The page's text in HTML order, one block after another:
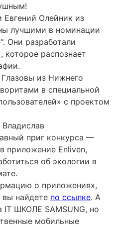
Олейник из
лучшими в номинации
Они разработали
которое распознает
из Нижнего
в специальной
с проектом
приг конкурса —
приложение Enliven,
об экологии в
о приложениях,
вы найдете по ссылке. А
IT ШКОЛЕ SAMSUNG, но
мобильные